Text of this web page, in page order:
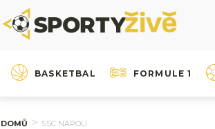
BASKETBAL FORMULE 1
DOMŮ SSC NAPOLI